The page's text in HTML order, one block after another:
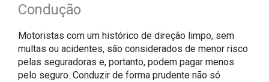
Condução
Motoristas com um histórico de direção limpo, sem
multas ou acidentes, são considerados de menor risco
pelas seguradoras e, portanto, podem pagar menos
pelo seguro. Conduzir de forma prudente não só